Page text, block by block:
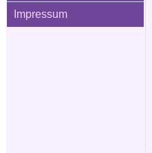
Impressum